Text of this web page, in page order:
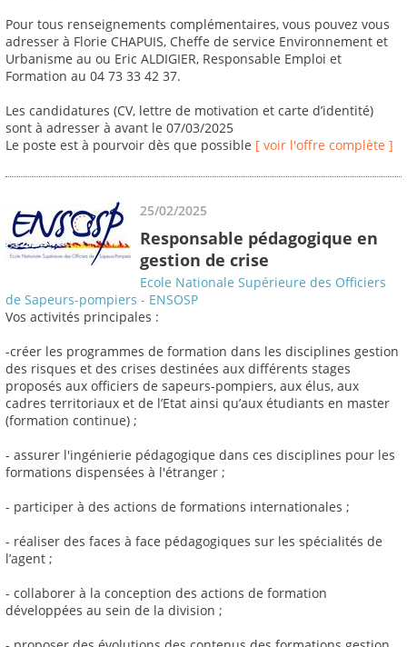
Pour tous renseignements complémentaires, vous pouvez vous
adresser à Florie CHAPUIS, Cheffe de service Environnement et
Urbanisme au ou Eric ALDIGIER, Responsable Emploi et
Formation au 04 73 33 42 37.
Les candidatures (CV, lettre de motivation et carte d’identité)
sont à adresser à avant le 07/03/2025
Le poste est à pourvoir dès que possible [ voir l'offre complète ]
25/02/2025
Responsable pédagogique en
gestion de crise
Ecole Nationale Supérieure des Officiers
de Sapeurs-pompiers - ENSOSP
Vos activités principales :
-créer les programmes de formation dans les disciplines gestion
des risques et des crises destinées aux différents stages
proposés aux officiers de sapeurs-pompiers, aux élus, aux
cadres territoriaux et de l’Etat ainsi qu’aux étudiants en master
(formation continue) ;
- assurer l'ingénierie pédagogique dans ces disciplines pour les
formations dispensées à l'étranger ;
- participer à des actions de formations internationales ;
- réaliser des faces à face pédagogiques sur les spécialités de
l’agent ;
- collaborer à la conception des actions de formation
développées au sein de la division ;